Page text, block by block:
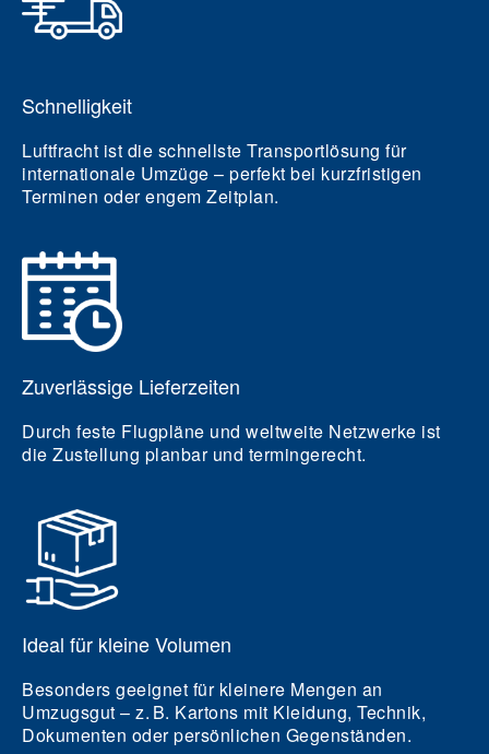
Schnelligkeit
Luftfracht ist die schnellste Transportlösung für
internationale Umzüge – perfekt bei kurzfristigen
Terminen oder engem Zeitplan.
Zuverlässige Lieferzeiten
Durch feste Flugpläne und weltweite Netzwerke ist
die Zustellung planbar und termingerecht.
Ideal für kleine Volumen
Besonders geeignet für kleinere Mengen an
Umzugsgut – z. B. Kartons mit Kleidung, Technik,
Dokumenten oder persönlichen Gegenständen.